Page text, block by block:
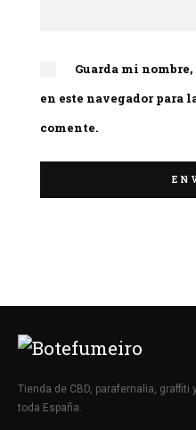
Guarda mi
en este navegador para
comente.
Tienda de CBD, parafernalia,
toda España.